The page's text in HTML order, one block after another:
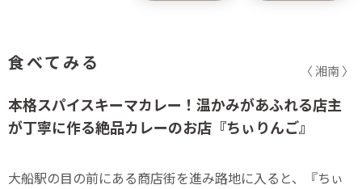
食べてみる 〈 湘南 〉
本格スパイスキーマカレー！温かみがあふれる店主
が丁寧に作る絶品カレーのお店『ちぃりんご』
大船駅の目の前にある商店街を進み路地に入ると、『ちぃ